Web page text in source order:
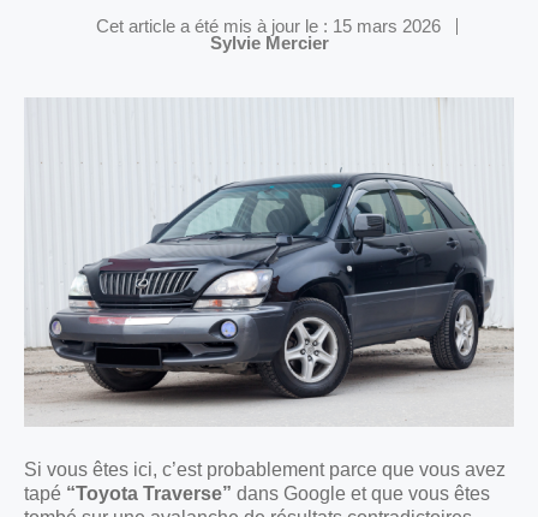
Cet article a été mis à jour le : 15 mars 2026
Sylvie Mercier
Si vous êtes ici, c’est probablement parce que vous avez
tapé “Toyota Traverse” dans Google et que vous êtes